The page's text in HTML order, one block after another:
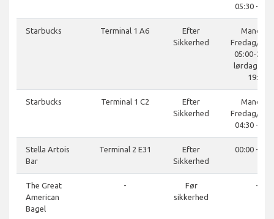
05:30 -
Starbucks Terminal 1 A6
Efter
Sikkerhed
Mandag-
Fredag/
05:00-
lørdag
19:00
Starbucks Terminal 1 C2
Efter
Sikkerhed
Mandag-
Fredag/
04:30 -
Stella Artois
Bar
Terminal 2 E31
Efter
Sikkerhed
00:00 -
The Great
American
Bagel
-
Før
sikkerhed
-